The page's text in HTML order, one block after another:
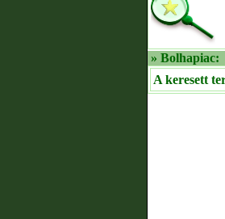
» Bolhapiac:
A keresett